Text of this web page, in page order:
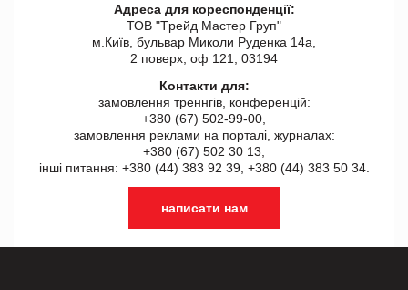
Адреса для кореспонденції:
ТОВ "Tрейд Мастер Груп"
м.Київ, бульвар Миколи Руденка 14а,
2 поверх, оф 121, 03194
Контакти для:
замовлення треннгів, конференцій:
+380 (67) 502-99-00,
замовлення реклами на порталі, журналах:
+380 (67) 502 30 13,
інші питання: +380 (44) 383 92 39, +380 (44) 383 50 34.
написати нам